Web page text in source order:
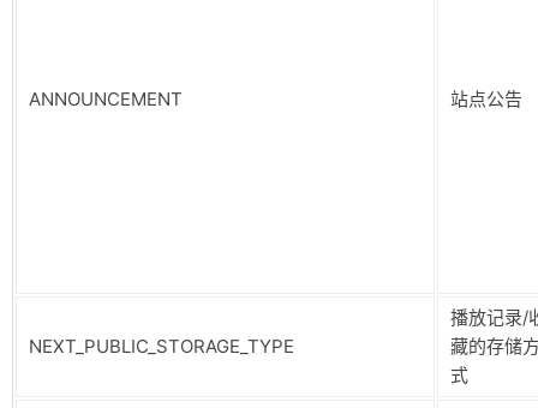
ANNOUNCEMENT 站点公告
NEXT_PUBLIC_STORAGE_TYPE
播放记录/
藏的存储
式